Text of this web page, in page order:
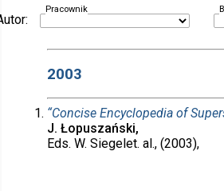
Pracownik
2003
“Concise Encyclopedia of
J. Łopuszański,
Eds. W. Siegelet. al., (2003),